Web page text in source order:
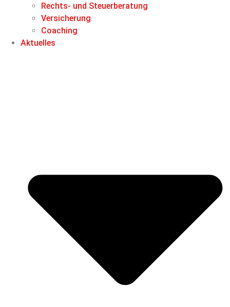
Rechts- und Steuerberatung
Versicherung
Coaching
Aktuelles